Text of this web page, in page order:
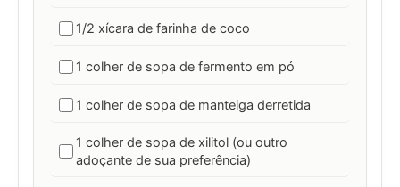
1/2 xícara de farinha de coco
1 colher de sopa de fermento em pó
1 colher de sopa de manteiga derretida
1 colher de sopa de xilitol (ou outro
adoçante de sua preferência)